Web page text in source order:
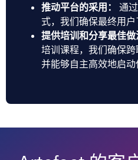
推动平台的采用：
通
式，我们确保最终用
提供培训和分享最佳
培训课程，我们确保跨
并能够自主高效地启